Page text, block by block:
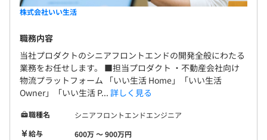
株式会社いい生活
職務内容
当社プロダクトのシニアフロントエンドの開発全般にわたる
業務をお任せします。 ■担当プロダクト ・不動産会社向け
物流プラットフォーム 「いい生活 Home」「いい生活
Owner」「いい生活 P... 詳しく見る
職種名
シニアフロントエンドエンジニア
給与
600万 〜 900万円